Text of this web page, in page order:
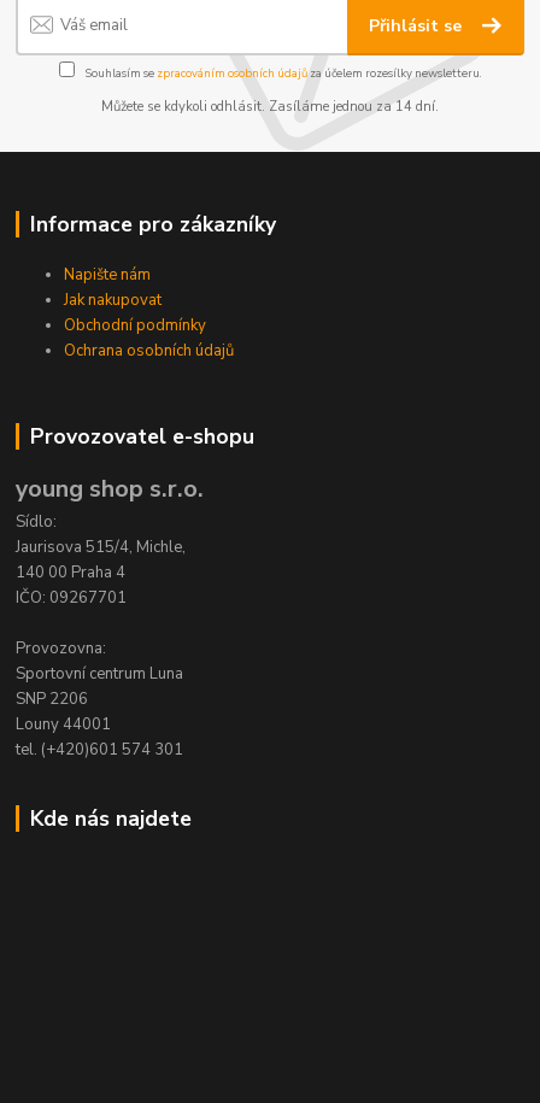
Přihlásit se
Souhlasím se zpracováním osobních údajůza účelem rozesílky newsletteru.
Můžete se kdykoli odhlásit. Zasíláme jednou za 14 dní.
Informace pro zákazníky
Napište nám
Jak nakupovat
Obchodní podmínky
Ochrana osobních údajů
Provozovatel e-shopu
young shop s.r.o.
Sídlo:
Jaurisova 515/4, Michle,
140 00 Praha 4
IČO: 09267701
Provozovna:
Sportovní centrum Luna
SNP 2206
Louny 44001
tel. (+420)601 574 301
Kde nás najdete